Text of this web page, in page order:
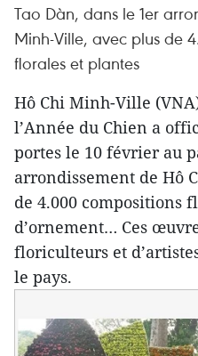
Tao Dàn, dans le 1er
Minh-Ville, avec plus de
florales et plantes
Hô Chi Minh-Ville
l’Année du Chien a
portes le 10 février au
arrondissement de Hô
de 4.000 compositions
d’ornement… Ces
floriculteurs et
le pays.